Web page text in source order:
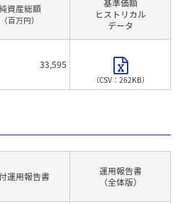
資産総額
（百万円）
ヒストリカル
データ
33,595
（CSV：262KB）
運用報告書
運用報告書
（全体版）